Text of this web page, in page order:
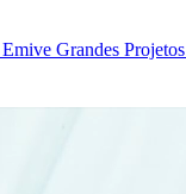
Emive Grandes Projetos